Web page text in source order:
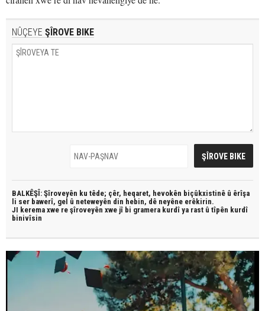
NÛÇEYE ŞÎROVE BIKE
BALKÊŞÎ: Şîroveyên ku têde; çêr, heqaret, hevokên biçûkxistinê û êrîşa
li ser bawerî, gel û neteweyên din hebin, dê neyêne erêkirin.
JI kerema xwe re şîroveyên xwe jî bi gramera kurdî ya rast û tîpên kurdî
binivîsin